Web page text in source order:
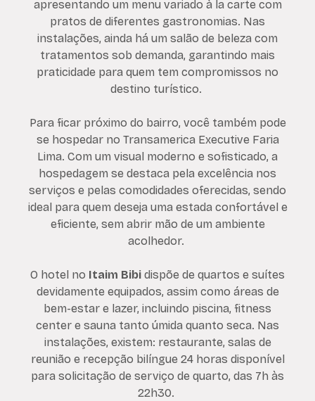
apresentando um menu variado à la carte com
pratos de diferentes gastronomias. Nas
instalações, ainda há um salão de beleza com
tratamentos sob demanda, garantindo mais
praticidade para quem tem compromissos no
destino turístico.
Para ficar próximo do bairro, você também pode
se hospedar no Transamerica Executive Faria
Lima. Com um visual moderno e sofisticado, a
hospedagem se destaca pela excelência nos
serviços e pelas comodidades oferecidas, sendo
ideal para quem deseja uma estada confortável e
eficiente, sem abrir mão de um ambiente
acolhedor.
O hotel no Itaim Bibi dispõe de quartos e suítes
devidamente equipados, assim como áreas de
bem-estar e lazer, incluindo piscina, fitness
center e sauna tanto úmida quanto seca. Nas
instalações, existem: restaurante, salas de
reunião e recepção bilíngue 24 horas disponível
para solicitação de serviço de quarto, das 7h às
22h30.